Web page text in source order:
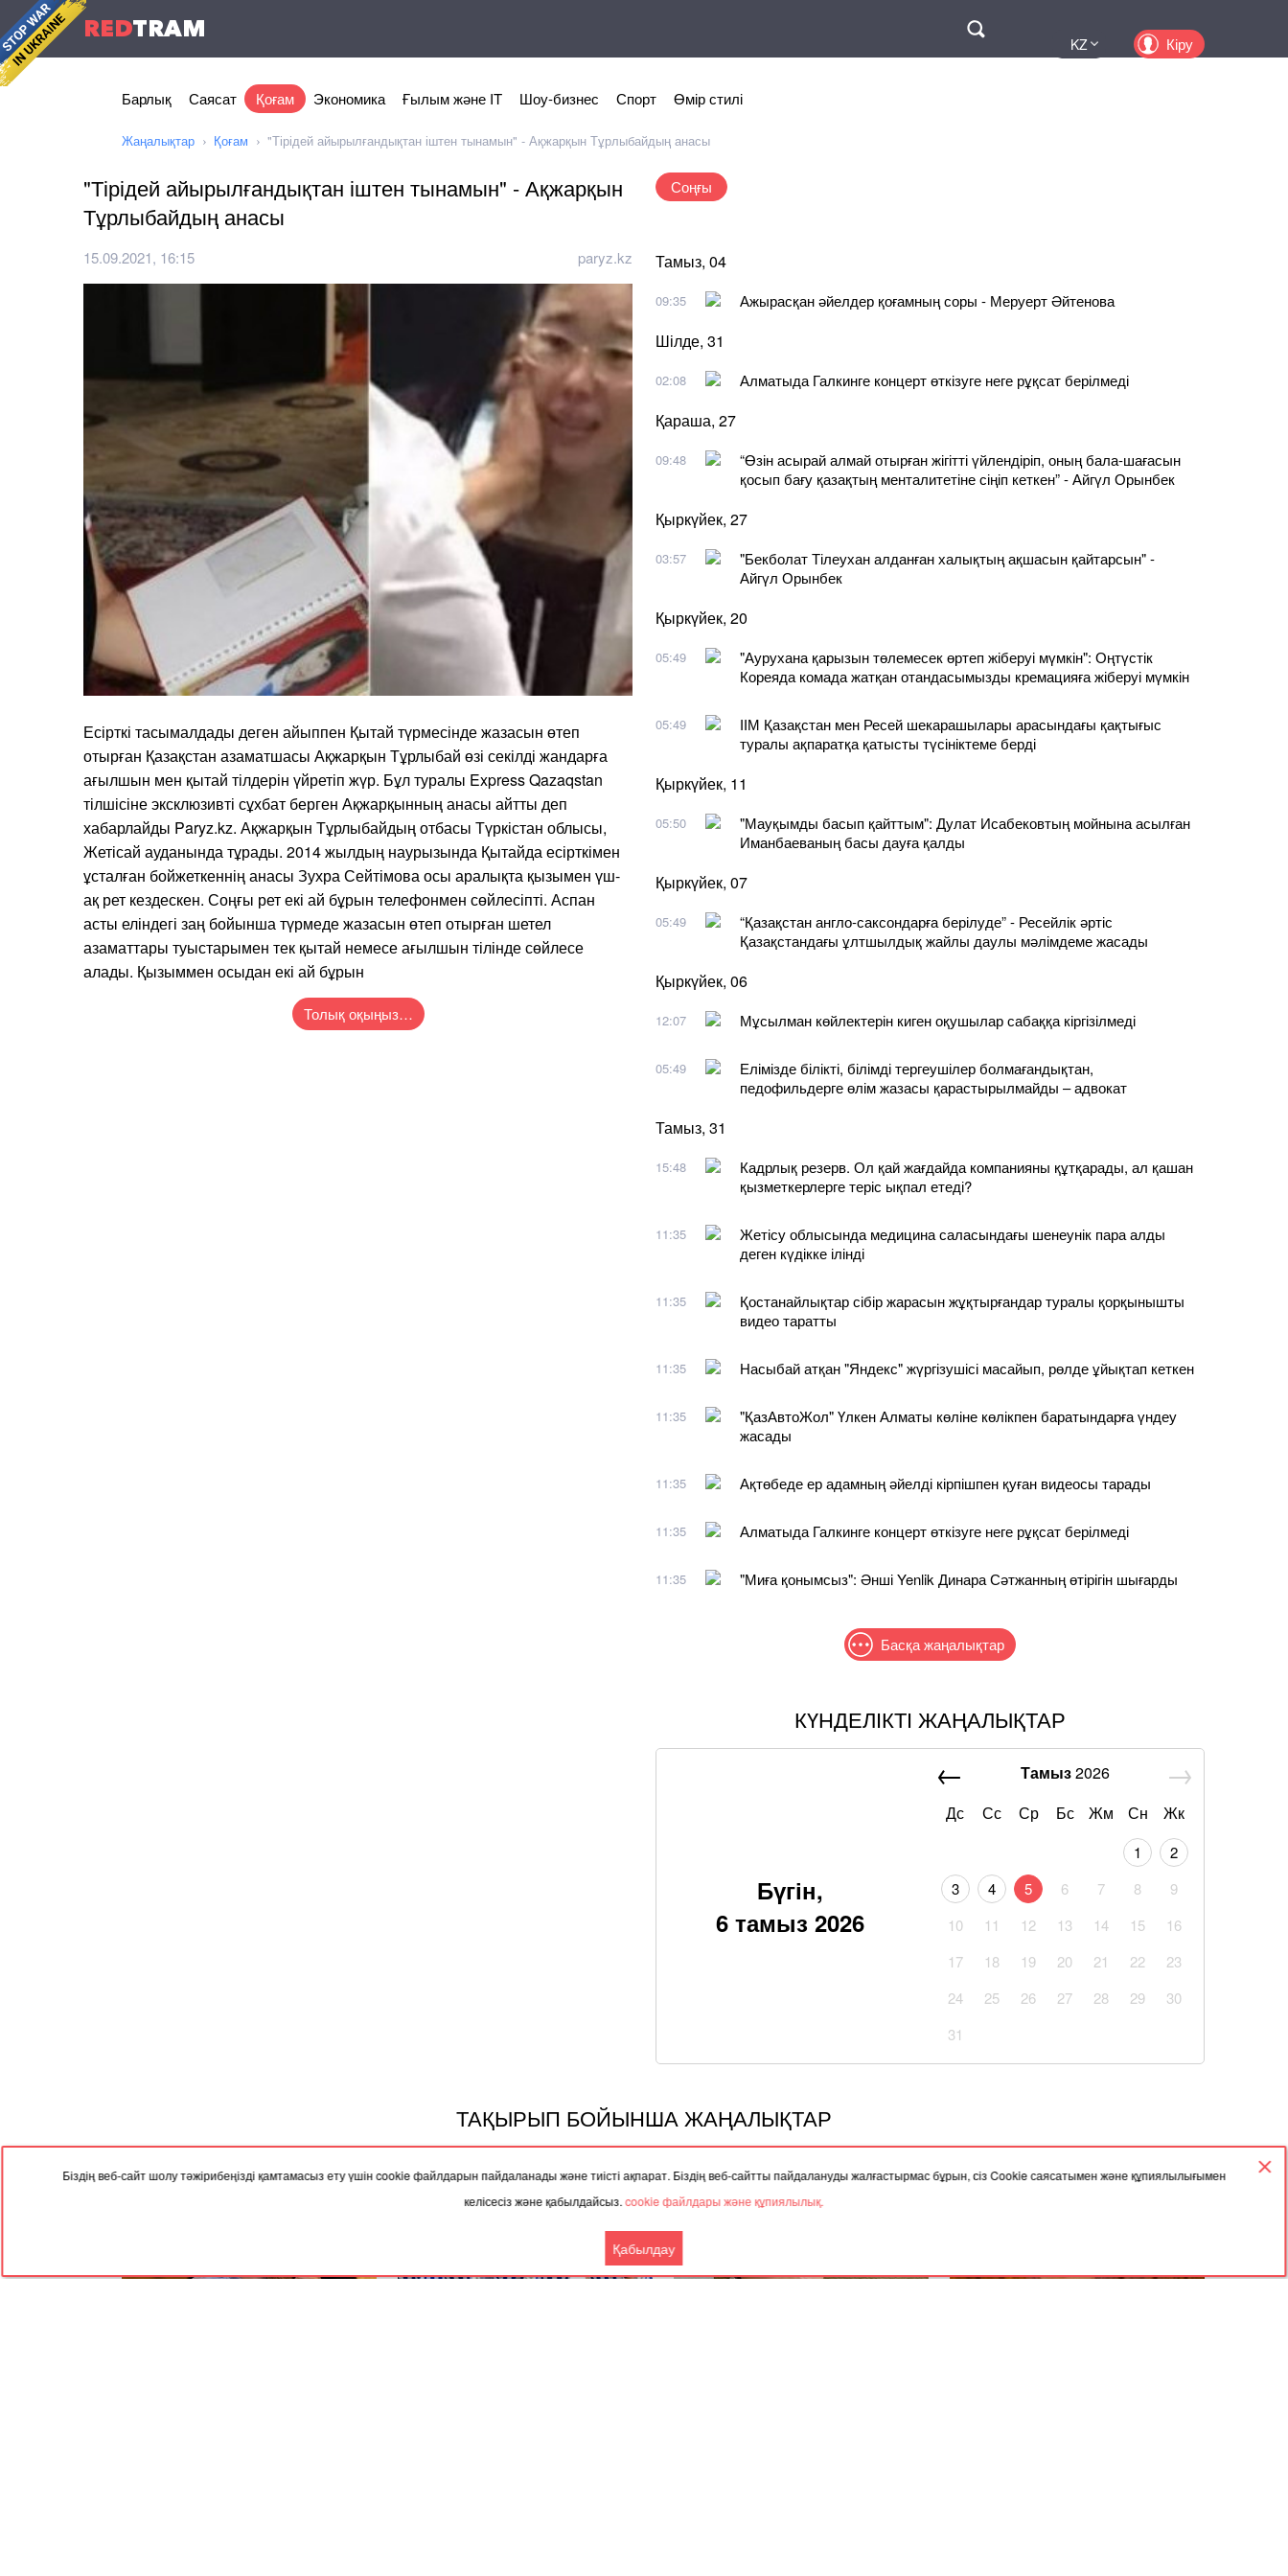
Біздің веб-сайт шолу тәжірибеңізді қамтамасыз ету үшін cookie файлдарын пайдаланады және тиісті ақпарат. Біздің веб-сайтты пайдалануды жалғастырмас бұрын, сіз Cookie саясатымен және құпиялылығымен
келісесіз және қабылдайсыз.cookie файлдары және құпиялылық.
Қабылдау
REDTRAM
KZ Кіру
Барлық Саясат Қоғам Экономика Ғылым және IT Шоу-бизнес Спорт Өмір стилі
Жаңалықтар Қоғам "Тірідей айырылғандықтан іштен тынамын" - Ақжарқын Тұрлыбайдың анасы
"Тірідей айырылғандықтан іштен тынамын" - Ақжарқын
Тұрлыбайдың анасы
15.09.2021, 16:15 paryz.kz
Есірткі тасымалдады деген айыппен Қытай түрмесінде жазасын өтеп
отырған Қазақстан азаматшасы Ақжарқын Тұрлыбай өзі секілді жандарға
ағылшын мен қытай тілдерін үйретіп жүр. Бұл туралы Express Qazaqstan
тілшісіне эксклюзивті сұхбат берген Ақжарқынның анасы айтты деп
хабарлайды Paryz.kz. Ақжарқын Тұрлыбайдың отбасы Түркістан облысы,
Жетісай ауданында тұрады. 2014 жылдың наурызында Қытайда есірткімен
ұсталған бойжеткеннің анасы Зухра Сейтімова осы аралықта қызымен үш-
ақ рет кездескен. Соңғы рет екі ай бұрын телефонмен сөйлесіпті. Аспан
асты еліндегі заң бойынша түрмеде жазасын өтеп отырған шетел
азаматтары туыстарымен тек қытай немесе ағылшын тілінде сөйлесе
алады. Қызыммен осыдан екі ай бұрын
Толық оқыңыз…
Соңғы
Тамыз, 04
09:35 Ажырасқан әйелдер қоғамның соры - Меруерт Әйтенова
Шілде, 31
02:08 Алматыда Галкинге концерт өткізуге неге рұқсат берілмеді
Қараша, 27
09:48
“Өзін асырай алмай отырған жігітті үйлендіріп, оның бала-шағасын
қосып бағу қазақтың менталитетіне сіңіп кеткен” - Айгүл Орынбек
Қыркүйек, 27
03:57
"Бекболат Тілеухан алданған халықтың ақшасын қайтарсын" -
Айгүл Орынбек
Қыркүйек, 20
05:49
"Аурухана қарызын төлемесек өртеп жіберуі мүмкін": Оңтүстік
Кореяда комада жатқан отандасымызды кремацияға жіберуі мүмкін
05:49
ІІМ Қазақстан мен Ресей шекарашылары арасындағы қақтығыс
туралы ақпаратқа қатысты түсініктеме берді
Қыркүйек, 11
05:50
"Мауқымды басып қайттым": Дулат Исабековтың мойнына асылған
Иманбаеваның басы дауға қалды
Қыркүйек, 07
05:49
“Қазақстан англо-саксондарға берілуде” - Ресейлік әртіс
Қазақстандағы ұлтшылдық жайлы даулы мәлімдеме жасады
Қыркүйек, 06
12:07 Мұсылман көйлектерін киген оқушылар сабаққа кіргізілмеді
05:49
Елімізде білікті, білімді тергеушілер болмағандықтан,
педофильдерге өлім жазасы қарастырылмайды – адвокат
Тамыз, 31
15:48
Кадрлық резерв. Ол қай жағдайда компанияны құтқарады, ал қашан
қызметкерлерге теріс ықпал етеді?
11:35
Жетісу облысында медицина саласындағы шенеунік пара алды
деген күдікке ілінді
11:35
Қостанайлықтар сібір жарасын жұқтырғандар туралы қорқынышты
видео таратты
11:35 Насыбай атқан "Яндекс" жүргізушісі масайып, рөлде ұйықтап кеткен
11:35
"ҚазАвтоЖол" Үлкен Алматы көліне көлікпен баратындарға үндеу
жасады
11:35 Ақтөбеде ер адамның әйелді кірпішпен қуған видеосы тарады
11:35 Алматыда Галкинге концерт өткізуге неге рұқсат берілмеді
11:35 "Миға қонымсыз": Әнші Yenlik Динара Сәтжанның өтірігін шығарды
Басқа жаңалықтар
КҮНДЕЛІКТІ ЖАҢАЛЫҚТАР
Бүгін,
6 тамыз 2026
Тамыз2026
Дс
Сс Ср Бс Жм Сн Жк
1
2
3
4 5 6 7 8
9
10
11 12 13 14 15
16
17
18 19 20 21 22
23
24
25 26 27 28 29
30
31
ТАҚЫРЫП БОЙЫНША ЖАҢАЛЫҚТАР